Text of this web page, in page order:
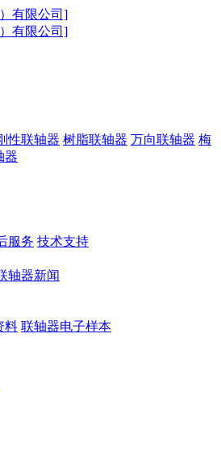
性联轴器 树脂联轴器 万向联轴器 梅
器
服务 技术支持
轴器新闻
料 联轴器电子样本